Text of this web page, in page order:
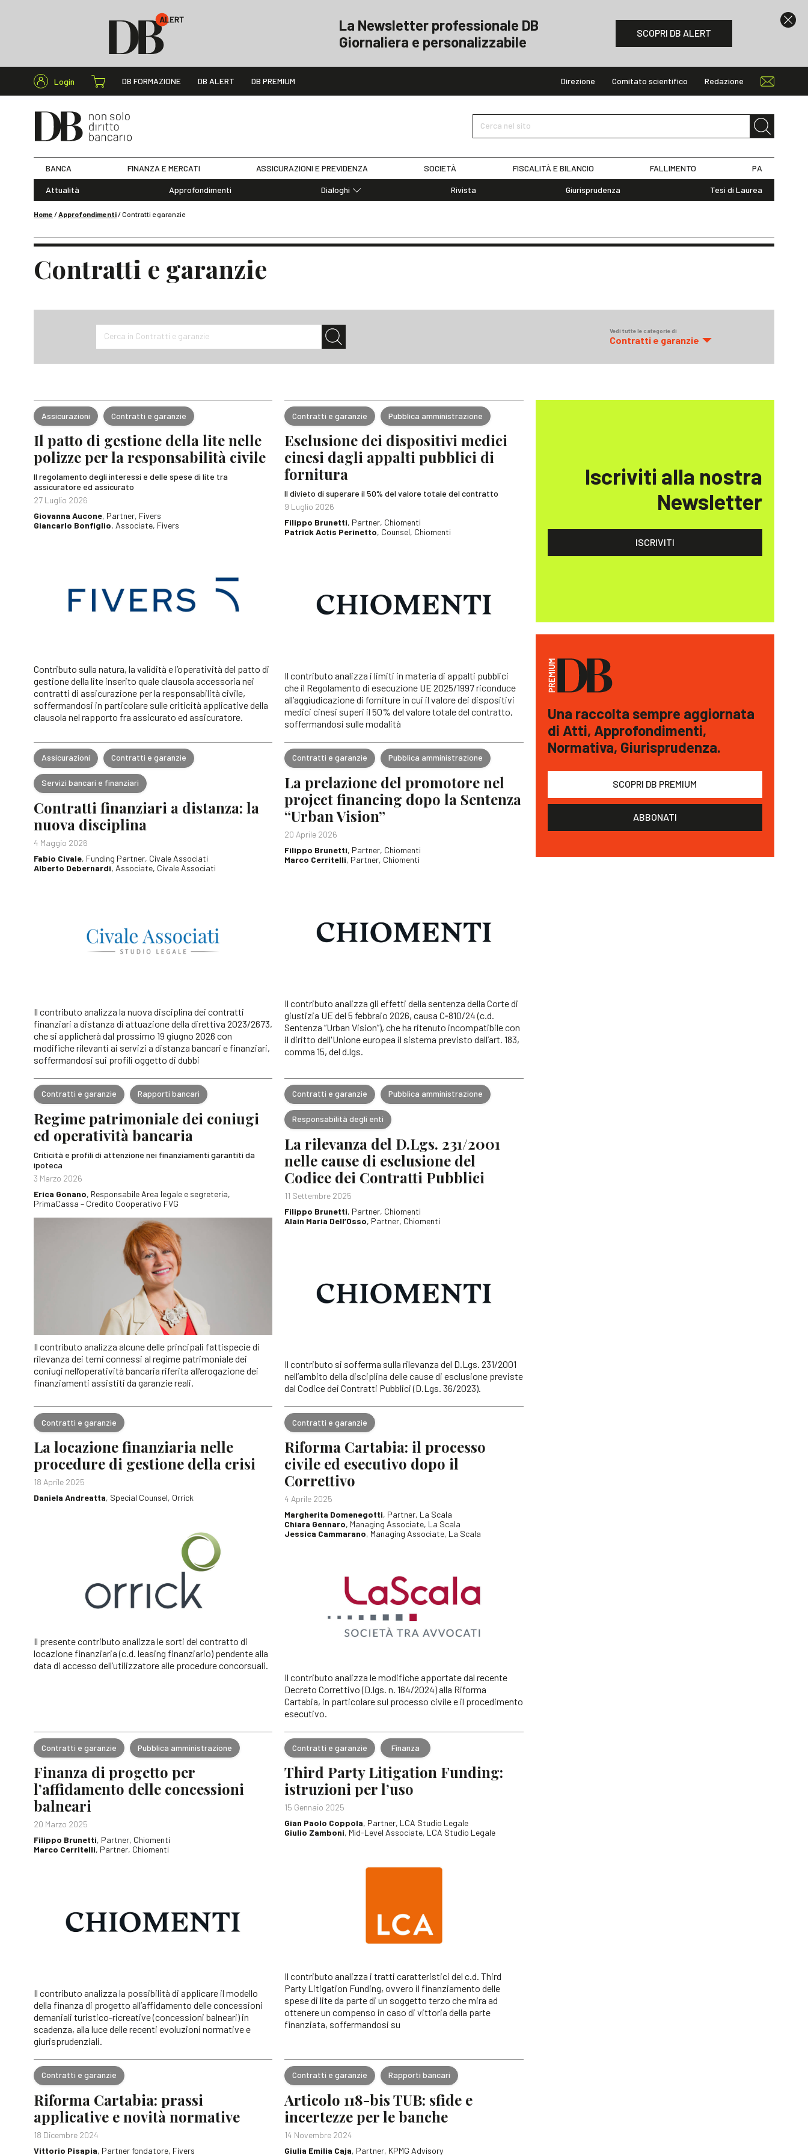
La Newsletter professionale DB
Giornaliera e personalizzabile
SCOPRI DB ALERT
Login DB FORMAZIONE DB ALERT DB PREMIUM Direzione Comitato scientifico Redazione
Cerca nel sito
BANCA FINANZA E MERCATI ASSICURAZIONI E PREVIDENZA SOCIETÀ FISCALITÀ E BILANCIO FALLIMENTO PA
Attualità Approfondimenti
Dialoghi
Articoli
Rivista Giurisprudenza Tesi di Laurea
Home /Approfondimenti/Contratti e garanzie
Contratti e garanzie
Cerca in Contratti e garanzie Vedi tutte le categorie di
Contratti e garanzie
Assicurazioni Contratti e garanzie
Il patto di gestione della lite nelle
polizze per la responsabilità civile
Il regolamento degli interessi e delle spese di lite tra
assicuratore ed assicurato
27 Luglio 2026
Giovanna Aucone, Partner, Fivers
Giancarlo Bonfiglio, Associate, Fivers
Contributo sulla natura, la validità e l’operatività del patto di
gestione della lite inserito quale clausola accessoria nei
contratti di assicurazione per la responsabilità civile,
soffermandosi in particolare sulle criticità applicative della
clausola nel rapporto fra assicurato ed assicuratore.
Contratti e garanzie Pubblica amministrazione
Esclusione dei dispositivi medici
cinesi dagli appalti pubblici di
fornitura
Il divieto di superare il 50% del valore totale del contratto
9 Luglio 2026
Filippo Brunetti, Partner, Chiomenti
Patrick Actis Perinetto, Counsel, Chiomenti
Il contributo analizza i limiti in materia di appalti pubblici
che il Regolamento di esecuzione UE 2025/1997 riconduce
all’aggiudicazione di forniture in cui il valore dei dispositivi
medici cinesi superi il 50% del valore totale del contratto,
soffermandosi sulle modalità
Assicurazioni Contratti e garanzie
Servizi bancari e finanziari
Contratti finanziari a distanza: la
nuova disciplina
4 Maggio 2026
Fabio Civale, Funding Partner, Civale Associati
Alberto Debernardi, Associate, Civale Associati
Il contributo analizza la nuova disciplina dei contratti
finanziari a distanza di attuazione della direttiva 2023/2673,
che si applicherà dal prossimo 19 giugno 2026 con
modifiche rilevanti ai servizi a distanza bancari e finanziari,
soffermandosi sui profili oggetto di dubbi
Contratti e garanzie Pubblica amministrazione
La prelazione del promotore nel
project financing dopo la Sentenza
“Urban Vision”
20 Aprile 2026
Filippo Brunetti, Partner, Chiomenti
Marco Cerritelli, Partner, Chiomenti
Il contributo analizza gli effetti della sentenza della Corte di
giustizia UE del 5 febbraio 2026, causa C‑810/24 (c.d.
Sentenza “Urban Vision”), che ha ritenuto incompatibile con
il diritto dell'Unione europea il sistema previsto dall’art. 183,
comma 15, del d.lgs.
Contratti e garanzie Rapporti bancari
Regime patrimoniale dei coniugi
ed operatività bancaria
Criticità e profili di attenzione nei finanziamenti garantiti da
ipoteca
3 Marzo 2026
Erica Gonano, Responsabile Area legale e segreteria,
PrimaCassa – Credito Cooperativo FVG
Il contributo analizza alcune delle principali fattispecie di
rilevanza dei temi connessi al regime patrimoniale dei
coniugi nell’operatività bancaria riferita all’erogazione dei
finanziamenti assistiti da garanzie reali.
Contratti e garanzie Pubblica amministrazione
Responsabilità degli enti
La rilevanza del D.Lgs. 231/2001
nelle cause di esclusione del
Codice dei Contratti Pubblici
11 Settembre 2025
Filippo Brunetti, Partner, Chiomenti
Alain Maria Dell’Osso, Partner, Chiomenti
Il contributo si sofferma sulla rilevanza del D.Lgs. 231/2001
nell’ambito della disciplina delle cause di esclusione previste
dal Codice dei Contratti Pubblici (D.Lgs. 36/2023).
Contratti e garanzie
La locazione finanziaria nelle
procedure di gestione della crisi
18 Aprile 2025
Daniela Andreatta, Special Counsel, Orrick
Il presente contributo analizza le sorti del contratto di
locazione finanziaria (c.d. leasing finanziario) pendente alla
data di accesso dell’utilizzatore alle procedure concorsuali.
Contratti e garanzie
Riforma Cartabia: il processo
civile ed esecutivo dopo il
Correttivo
4 Aprile 2025
Margherita Domenegotti, Partner, La Scala
Chiara Gennaro, Managing Associate, La Scala
Jessica Cammarano, Managing Associate, La Scala
Il contributo analizza le modifiche apportate dal recente
Decreto Correttivo (D.lgs. n. 164/2024) alla Riforma
Cartabia, in particolare sul processo civile e il procedimento
esecutivo.
Contratti e garanzie Pubblica amministrazione
Finanza di progetto per
l’affidamento delle concessioni
balneari
20 Marzo 2025
Filippo Brunetti, Partner, Chiomenti
Marco Cerritelli, Partner, Chiomenti
Il contributo analizza la possibilità di applicare il modello
della finanza di progetto all’affidamento delle concessioni
demaniali turistico-ricreative (concessioni balneari) in
scadenza, alla luce delle recenti evoluzioni normative e
giurisprudenziali.
Contratti e garanzie Finanza
Third Party Litigation Funding:
istruzioni per l’uso
15 Gennaio 2025
Gian Paolo Coppola, Partner, LCA Studio Legale
Giulio Zamboni, Mid-Level Associate, LCA Studio Legale
Il contributo analizza i tratti caratteristici del c.d. Third
Party Litigation Funding, ovvero il finanziamento delle
spese di lite da parte di un soggetto terzo che mira ad
ottenere un compenso in caso di vittoria della parte
finanziata, soffermandosi su
Contratti e garanzie
Riforma Cartabia: prassi
applicative e novità normative
18 Dicembre 2024
Vittorio Pisapia, Partner fondatore, Fivers
Contratti e garanzie Rapporti bancari
Articolo 118-bis TUB: sfide e
incertezze per le banche
14 Novembre 2024
Giulia Emilia Caja, Partner, KPMG Advisory
Iscriviti alla nostra
Newsletter
ISCRIVITI
Una raccolta sempre aggiornata
di Atti, Approfondimenti,
Normativa, Giurisprudenza.
SCOPRI DB PREMIUM
ABBONATI